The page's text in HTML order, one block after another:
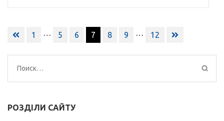
Навигация
записям
1 … 5 6 7 8 9 … 12
Найти:
РОЗДІЛИ САЙТУ